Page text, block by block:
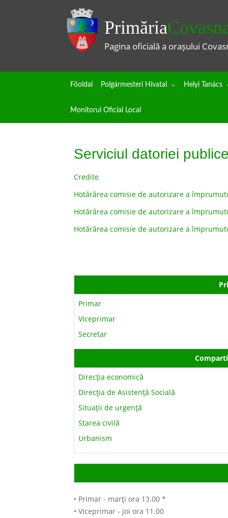
Primăria
Pagina oficială a orașului
Főoldal Polgármesteri Hivatal Helyi Tanács
Monitorul Oficial Local
Serviciul datoriei
Credite
Hotărârea comisie de autorizare a
Hotărârea comisie de autorizare a
Hotărârea comisie de autorizare a
Primar
Viceprimar
Secretar
Direcţia economică
Direcţia de Asistenţă Socială
Situaţii de urgenţă
Starea civilă
Urbanism
• Primar - marţi ora 13.00 *
• Viceprimar - joi ora 11.00